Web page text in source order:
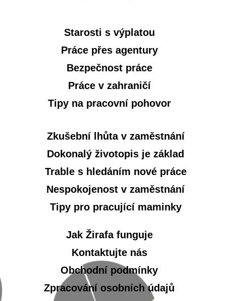
Starosti s výplatou
Práce přes agentury
Bezpečnost práce
Práce v zahraničí
Tipy na pracovní pohovor
Zkušební lhůta v zaměstnání
Dokonalý životopis je základ
Trable s hledáním nové práce
Nespokojenost v zaměstnání
Tipy pro pracující maminky
Jak Žirafa funguje
Kontaktujte nás
Obchodní podmínky
Zpracování osobních údajů